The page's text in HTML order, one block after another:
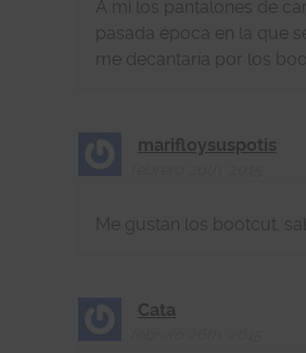
A mi los pantalones de
pasada época en la que
me decantaría por los
marifloysuspotis
Me gustan los bootcut,
Cata